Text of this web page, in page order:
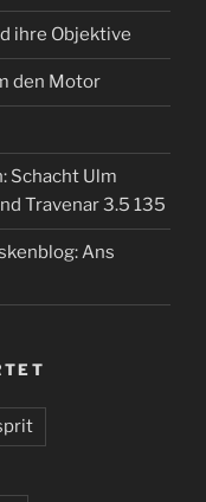
ihre Objektive
den Motor
Schacht Ulm
Travenar 3.5 135
Ans